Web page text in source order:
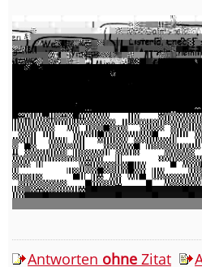
Antworten ohne Zitat